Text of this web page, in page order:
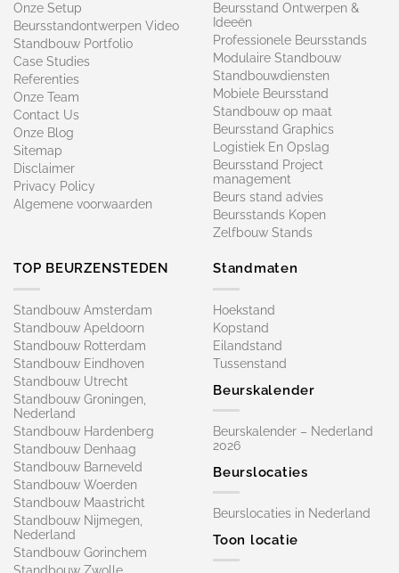
Onze Setup
Beursstandontwerpen Video
Standbouw Portfolio
Case Studies
Referenties
Onze Team
Contact Us
Onze Blog
Sitemap
Disclaimer
Privacy Policy
Algemene voorwaarden
Beursstand Ontwerpen &
Ideeën
Professionele Beursstands
Modulaire Standbouw
Standbouwdiensten
Mobiele Beursstand
Standbouw op maat​
Beursstand Graphics
Logistiek En Opslag
Beursstand Project
management
Beurs stand advies
Beursstands Kopen
Zelfbouw Stands
TOP BEURZENSTEDEN
Standbouw Amsterdam
Standbouw Apeldoorn
Standbouw Rotterdam
Standbouw Eindhoven
Standbouw Utrecht
Standbouw Groningen,
Nederland
Standbouw Hardenberg
Standbouw Denhaag
Standbouw Barneveld
Standbouw Woerden
Standbouw Maastricht
Standbouw Nijmegen,
Nederland
Standbouw Gorinchem
Standbouw Zwolle
Standmaten
Hoekstand
Kopstand
Eilandstand
Tussenstand
Beurskalender
Beurskalender – Nederland
2026
Beurslocaties
Beurslocaties in Nederland
Toon locatie